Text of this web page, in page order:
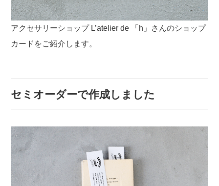
アクセサリーショップ L’atelier de 「h」さんのショップ
カードをご紹介します。
セミオーダーで作成しました